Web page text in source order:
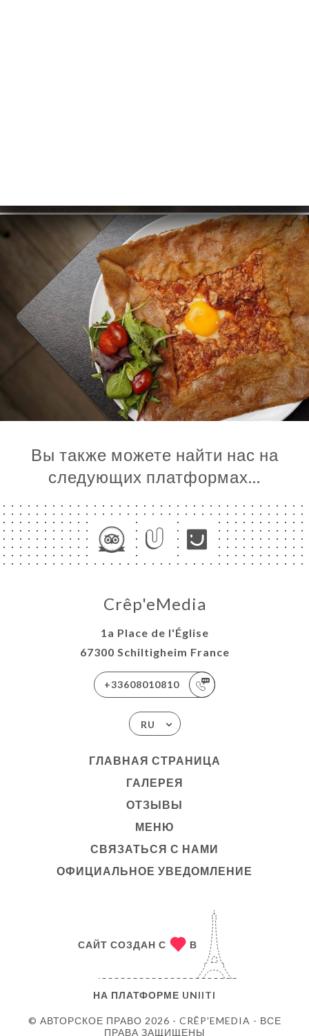
Вы также можете найти нас на
следующих платформах…
Crêp'eMedia
1a Place de l'Église
67300 Schiltigheim France
+33608010810
RU
ГЛАВНАЯ СТРАНИЦА
ГАЛЕРЕЯ
ОТЗЫВЫ
МЕНЮ
СВЯЗАТЬСЯ С НАМИ
ОФИЦИАЛЬНОЕ УВЕДОМЛЕНИЕ
© АВТОРСКОЕ ПРАВО 2026 - CRÊP'EMEDIA - ВСЕ
ПРАВА ЗАЩИЩЕНЫ
САЙТ СОЗДАН С В
НА ПЛАТФОРМЕ UNIITI